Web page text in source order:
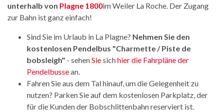
unterhalb von Plagne 1800im Weiler La Roche. Der Zugang
zur Bahn ist ganz einfach!
Sind Sie im Urlaub in La Plagne? Nehmen Sie den
kostenlosen Pendelbus "Charmette / Piste de
bobsleigh" - sehenSiesichhier die Fahrpläne der
Pendelbussean.
Fahren Sie aus dem Tal hinauf, um die Gelegenheit zu
nutzen? Parken Sie auf dem kostenlosen Parkplatz, der
für die Kunden der Bobschlittenbahn reserviert ist.